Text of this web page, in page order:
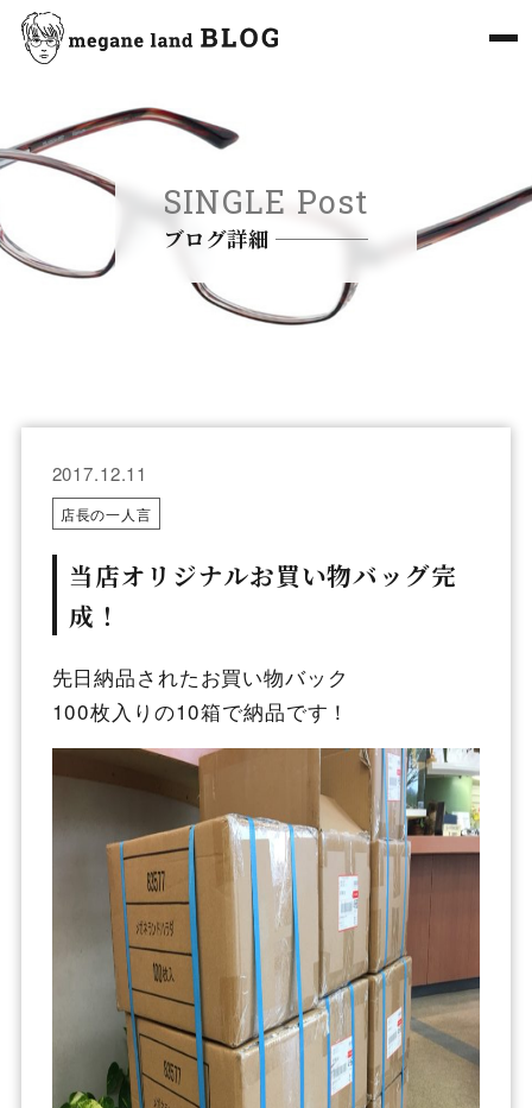
SINGLE Post
ブログ詳細
2017.12.11
店長の一人言
当店オリジナルお買い物バッグ完
成！
先日納品されたお買い物バック
100枚入りの10箱で納品です！